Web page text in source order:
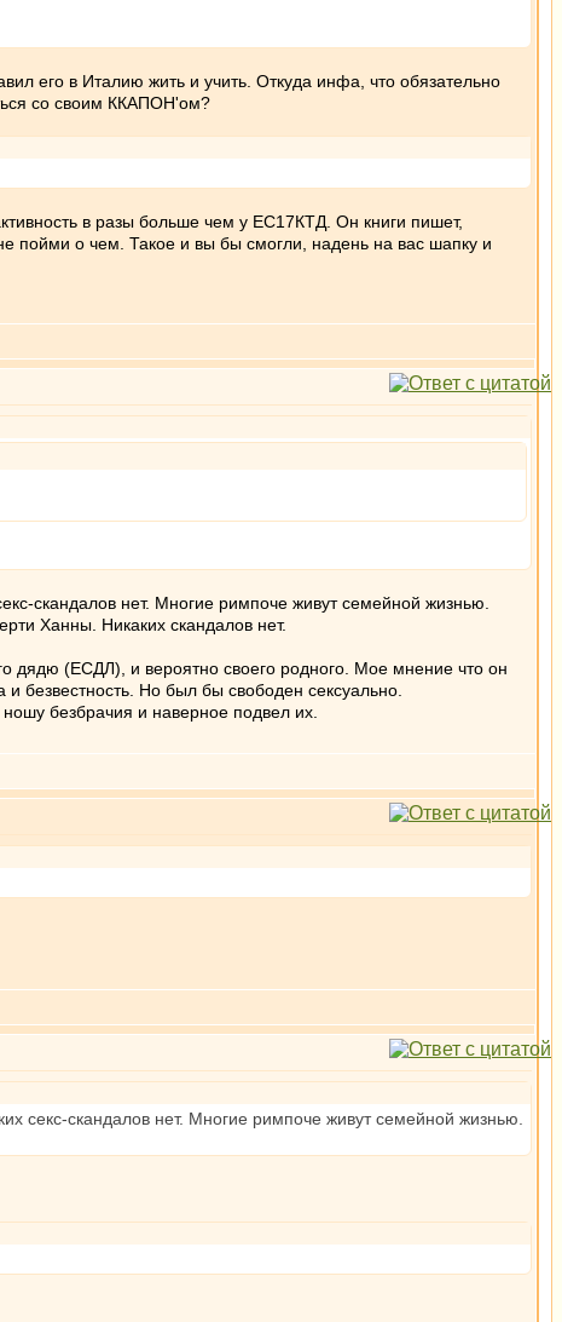
его в Италию жить и учить. Откуда инфа, что обязательно
со своим ККАПОН'ом?
в разы больше чем у ЕС17КТД. Он книги пишет,
пойми о чем. Такое и вы бы смогли, надень на вас шапку и
скандалов нет. Многие римпоче живут семейной жизнью.
Ханны. Никаких скандалов нет.
дядю (ЕСДЛ), и вероятно своего родного. Мое мнение что он
безвестность. Но был бы свободен сексуально.
безбрачия и наверное подвел их.
секс-скандалов нет. Многие римпоче живут семейной жизнью.